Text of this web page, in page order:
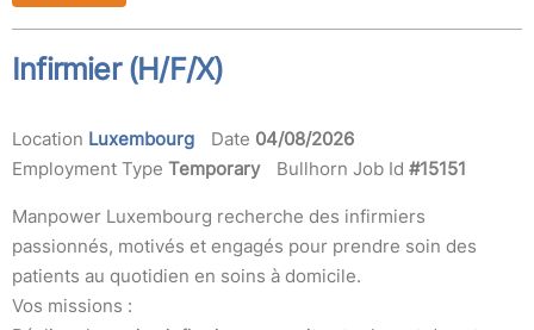
Infirmier (H/F/X)
Location Luxembourg Date 04/08/2026
Employment Type Temporary Bullhorn Job Id #15151
Manpower Luxembourg recherche des infirmiers
passionnés, motivés et engagés pour prendre soin des
patients au quotidien en soins à domicile.
Vos missions :